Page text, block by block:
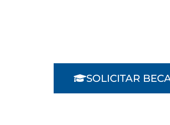
SOLICITAR